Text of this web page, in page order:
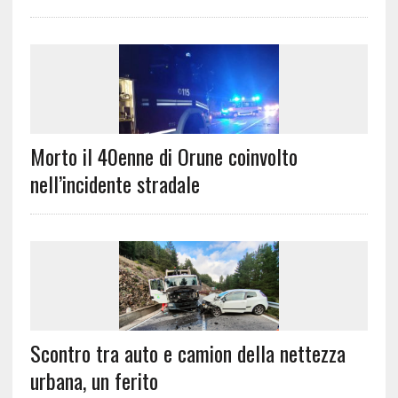
Morto il 40enne di Orune coinvolto
nell’incidente stradale
Scontro tra auto e camion della nettezza
urbana, un ferito